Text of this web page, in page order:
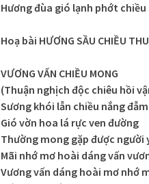
Hương đùa gió lạnh phớt chiều
Hoạ bài HƯƠNG SẦU CHIỀU
VƯƠNG VẤN CHIỀU MONG
(Thuận nghịch độc chiêu hồi
Sương khói lẫn chiều nắng
Gió vờn hoa lá rực ven đường
Thường mong gặp được người
Mãi nhớ mơ hoài dáng vấn
Vương vấn dáng hoài mơ nhớ